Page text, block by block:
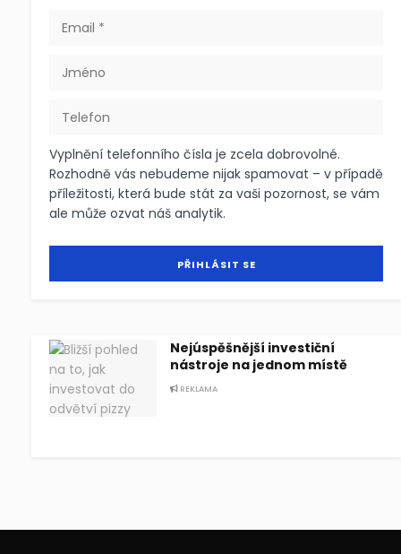
Vyplnění telefonního čísla je zcela dobrovolné.
Rozhodně vás nebudeme nijak spamovat – v případě
příležitosti, která bude stát za vaši pozornost, se vám
ale může ozvat náš analytik.
Nejúspěšnější investiční
nástroje na jednom místě
REKLAMA